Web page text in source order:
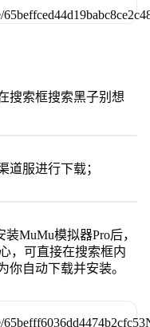
搜索框搜索黑子别想
道服进行下载；
MuMu模拟器Pro后，
，可直接在搜索框内
你自动下载并安装。